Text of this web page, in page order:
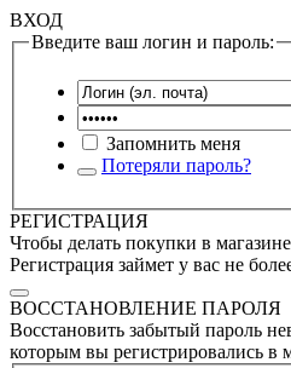
ВХОД
Введите ваш логин и пароль:
Запомнить меня
Потеряли пароль?
РЕГИСТРАЦИЯ
Чтобы делать покупки в
Регистрация займет у вас не
ВОССТАНОВЛЕНИЕ ПАРОЛЯ
Восстановить забытый пароль
которым вы регистрировались в